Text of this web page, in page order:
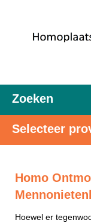
Zoeken
Selecteer
Homo
Hoewel er